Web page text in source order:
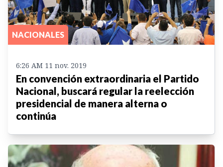
NACIONALES
6:26 AM 11 nov. 2019
En convención extraordinaria el Partido
Nacional, buscará regular la reelección
presidencial de manera alterna o
continúa